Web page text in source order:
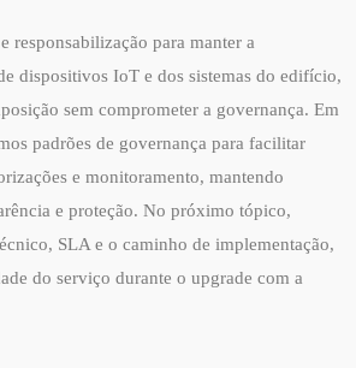
responsabilização para manter a
dispositivos IoT e dos sistemas do edifício,
sem comprometer a governança. Em
padrões de governança para facilitar
e monitoramento, mantendo
e proteção. No próximo tópico,
SLA e o caminho de implementação,
do serviço durante o upgrade com a